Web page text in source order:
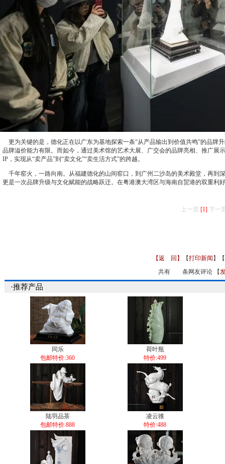
更为关键的是，德化正在以广东为基地探索一条“从产品输出到价值共鸣”的品牌
品牌溢价能力有限。而如今，通过美术馆的艺术大展、广交会的品牌亮相、推广展
IP，实现从“卖产品”到“卖文化”“卖生活方式”的跨越。
千年窑火，一路向南。从福建德化的山间窑口，到广州二沙岛的美术殿堂，再到
更是一次品牌升级与文化赋能的战略跃迁。在粤港澳大湾区与海南自贸港的双重利
上一页 [1] 下一
【返 回】 【打印新闻 】【
共有
条网友评论 【
·推荐产品
同乐
包邮特价:360
荷叶瓶
特价:499
陆羽品茶
包邮特价:888
凌云骓
特价:488